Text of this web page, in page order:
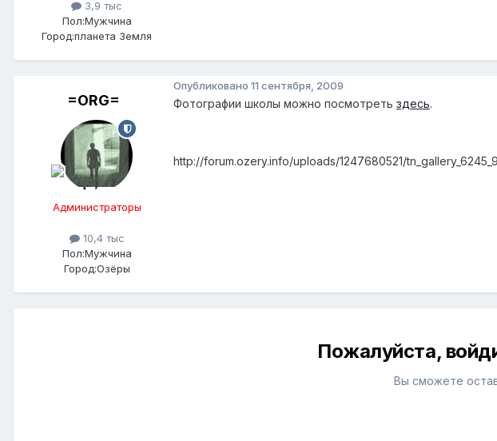
3,9 тыс
Пол:Мужчина
Город:планета Земля
=ORG=
Администраторы
10,4 тыс
Пол:Мужчина
Город:Озёры
Опубликовано 11 сентября, 2009
Фотографии школы можно посмотреть здесь.
http://forum.ozery.info/uploads/1247680521/
Пожалуйста,
Вы сможете